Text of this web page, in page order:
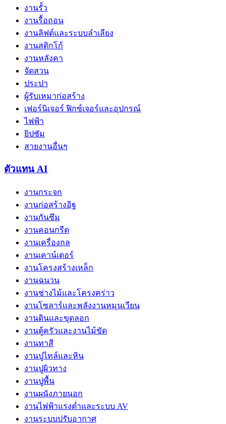
งานรั้ว
งานรื้อถอน
งานลิฟต์และระบบลำเลียง
งานสติกโก้
งานหลังคา
จัดสวน
ประปา
ผู้รับเหมาก่อสร้าง
เฟอร์นิเจอร์ ฟิกซ์เจอร์และอุปกรณ์
ไฟฟ้า
ยิปซัม
สายงานอื่นๆ
ตัวแทน AI
งานกระจก
งานก่อสร้างอิฐ
งานกันซึม
งานคอนกรีต
งานเครื่องกล
งานเคาน์เตอร์
งานโครงสร้างเหล็ก
งานฉนวน
งานช่างไม้และโครงคร่าว
งานโซลาร์และพลังงานหมุนเวียน
งานดินและขุดลอก
งานตู้ครัวและงานไม้ขัด
งานทาสี
งานปูไทล์และหิน
งานปูผิวทาง
งานปูพื้น
งานผนังภายนอก
งานไฟฟ้าแรงต่ำและระบบ AV
งานระบบปรับอากาศ